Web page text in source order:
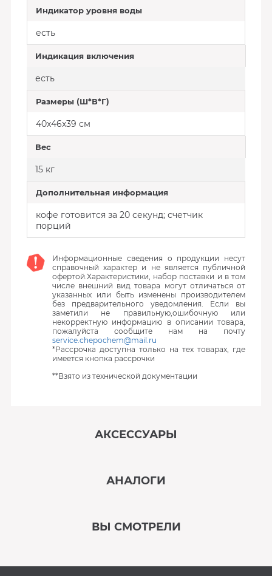
Индикатор уровня воды
есть
Индикация включения
есть
Размеры (Ш*В*Г)
40x46x39 см
Вес
15 кг
Дополнительная информация
кофе готовится за 20 секунд; счетчик
порций
Информационные сведения о продукции несут
справочный характер и не является публичной
офертой.Характеристики, набор поставки и в том
числе внешний вид товара могут отличаться от
указанных или быть изменены производителем
без предварительного уведомления. Если вы
заметили не правильную,ошибочную или
некорректную информацию в описании товара,
пожалуйста сообщите нам на почту
service.chepochem@mail.ru
*Рассрочка доступна только на тех товарах, где
имеется кнопка рассрочки
**Взято из технической документации
АКСЕССУАРЫ
АНАЛОГИ
ВЫ СМОТРЕЛИ